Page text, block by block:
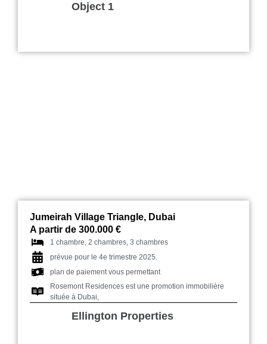
Object 1
Jumeirah Village Triangle, Dubai
A partir de 300.000 €
1 chambre, 2 chambres, 3 chambres
prévue pour le 4e trimestre 2025.
plan de paiement vous permettant
Rosemont Residences est une promotion immobilière
située à Dubai,
Ellington Properties